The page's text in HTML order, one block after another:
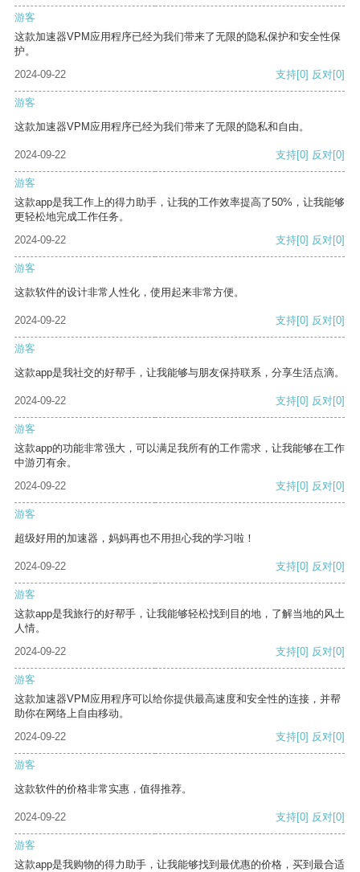
游客
这款加速器VPM应用程序已经为我们带来了无限的隐私保护和安全性保
护。
2024-09-22
支持[0] 反对[0]
游客
这款加速器VPM应用程序已经为我们带来了无限的隐私和自由。
2024-09-22 支持[0] 反对[0]
游客
这款app是我工作上的得力助手，让我的工作效率提高了50%，让我能够
更轻松地完成工作任务。
2024-09-22
支持[0] 反对[0]
游客
这款软件的设计非常人性化，使用起来非常方便。
2024-09-22 支持[0] 反对[0]
游客
这款app是我社交的好帮手，让我能够与朋友保持联系，分享生活点滴。
2024-09-22 支持[0] 反对[0]
游客
这款app的功能非常强大，可以满足我所有的工作需求，让我能够在工作
中游刃有余。
2024-09-22
支持[0] 反对[0]
游客
超级好用的加速器，妈妈再也不用担心我的学习啦！
2024-09-22 支持[0] 反对[0]
游客
这款app是我旅行的好帮手，让我能够轻松找到目的地，了解当地的风土
人情。
2024-09-22
支持[0] 反对[0]
游客
这款加速器VPM应用程序可以给你提供最高速度和安全性的连接，并帮
助你在网络上自由移动。
2024-09-22
支持[0] 反对[0]
游客
这款软件的价格非常实惠，值得推荐。
2024-09-22 支持[0] 反对[0]
游客
这款app是我购物的得力助手，让我能够找到最优惠的价格，买到最合适